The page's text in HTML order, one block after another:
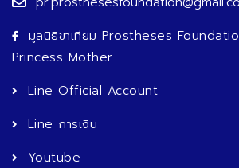
มูลนิธิขาเทียม Prostheses
Princess Mother
Line Official Account
Line การเงิน
Youtube